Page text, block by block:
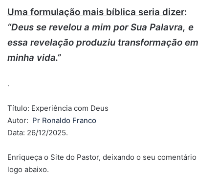
Uma formulação mais bíblica seria dizer:
“Deus se revelou a mim por Sua Palavra, e
essa revelação produziu transformação em
minha vida.”
.
Título: Experiência com Deus
Autor: Pr Ronaldo Franco
Data: 26/12/2025.
Enriqueça o Site do Pastor, deixando o seu comentário
logo abaixo.